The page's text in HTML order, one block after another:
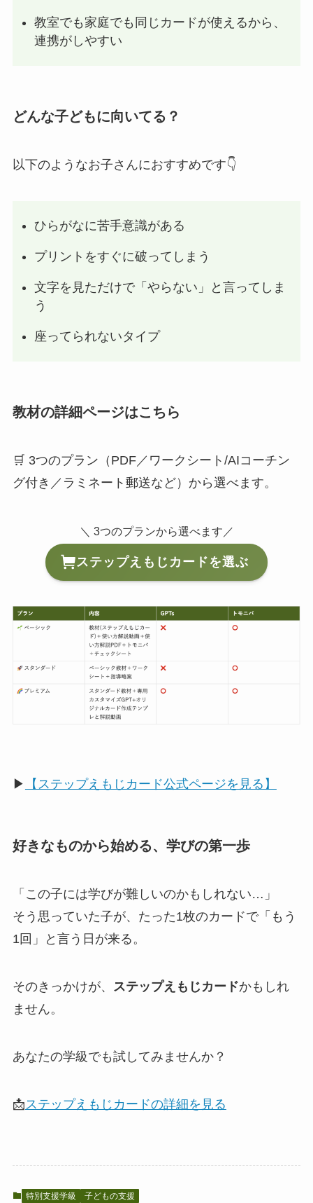
教室でも家庭でも同じカードが使えるから、
連携がしやすい
どんな子どもに向いてる？
以下のようなお子さんにおすすめです👇
ひらがなに苦手意識がある
プリントをすぐに破ってしまう
文字を見ただけで「やらない」と言ってしま
う
座ってられないタイプ
教材の詳細ページはこちら
🛒 3つのプラン（PDF／ワークシート/AIコーチン
グ付き／ラミネート郵送など）から選べます。
＼ 3つのプランから選べます／
ステップえもじカードを選ぶ
▶ 【ステップえもじカード公式ページを見る】
好きなものから始める、学びの第一歩
「この子には学びが難しいのかもしれない…」
そう思っていた子が、たった1枚のカードで「もう
1回」と言う日が来る。
そのきっかけが、 ステップえもじカードかもしれ
ません。
あなたの学級でも試してみませんか？
📩 ステップえもじカードの詳細を見る
特別支援学級 子どもの支援